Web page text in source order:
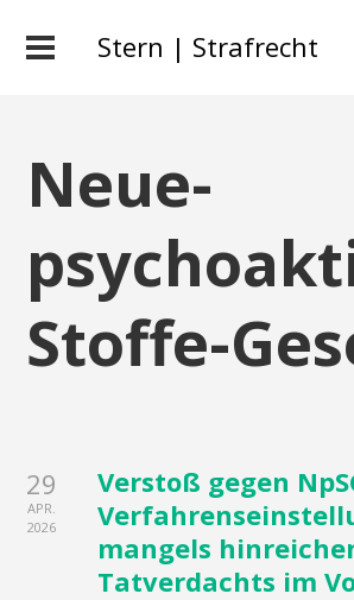
Stern | Strafrecht
Neue-
Stoffe-
29
APR.
2026
Verstoß gegen
mangels
Tatverdachts im